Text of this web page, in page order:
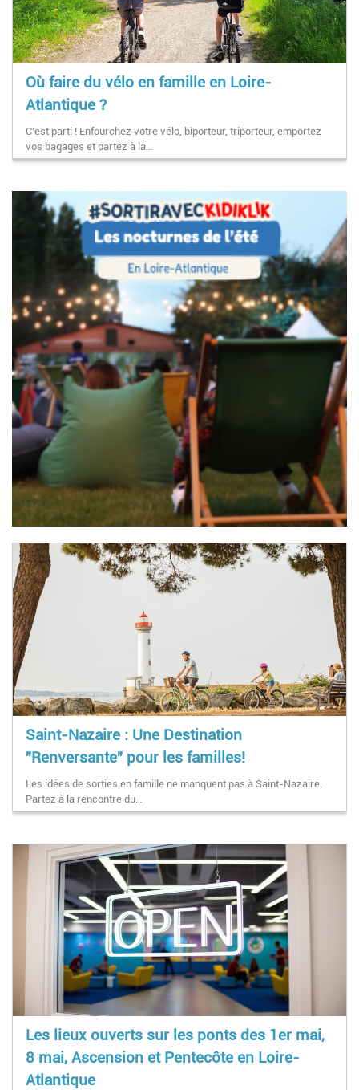
Où faire du vélo en famille en Loire-
Atlantique ?
C'est parti ! Enfourchez votre vélo, biporteur, triporteur, emportez
vos bagages et partez à la…
Saint-Nazaire : Une Destination
"Renversante" pour les familles!
Les idées de sorties en famille ne manquent pas à Saint-Nazaire.
Partez à la rencontre du…
Les lieux ouverts sur les ponts des 1er mai,
8 mai, Ascension et Pentecôte en Loire-
Atlantique